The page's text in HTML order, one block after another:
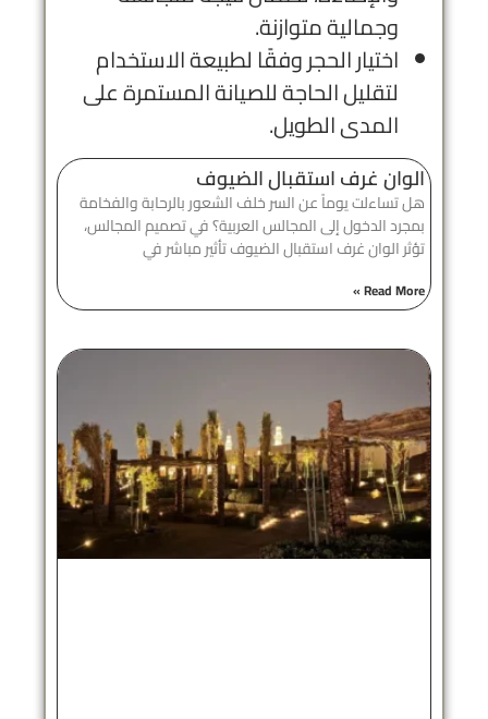
وجمالية متوازنة.
اختيار الحجر وفقًا لطبيعة الاستخدام
لتقليل الحاجة للصيانة المستمرة على
المدى الطويل.
الوان غرف استقبال الضيوف
هل تساءلت يوماً عن السر خلف الشعور بالرحابة والفخامة
بمجرد الدخول إلى المجالس العربية؟ في تصميم المجالس،
تؤثر الوان غرف استقبال الضيوف تأثير مباشر في
Read More »